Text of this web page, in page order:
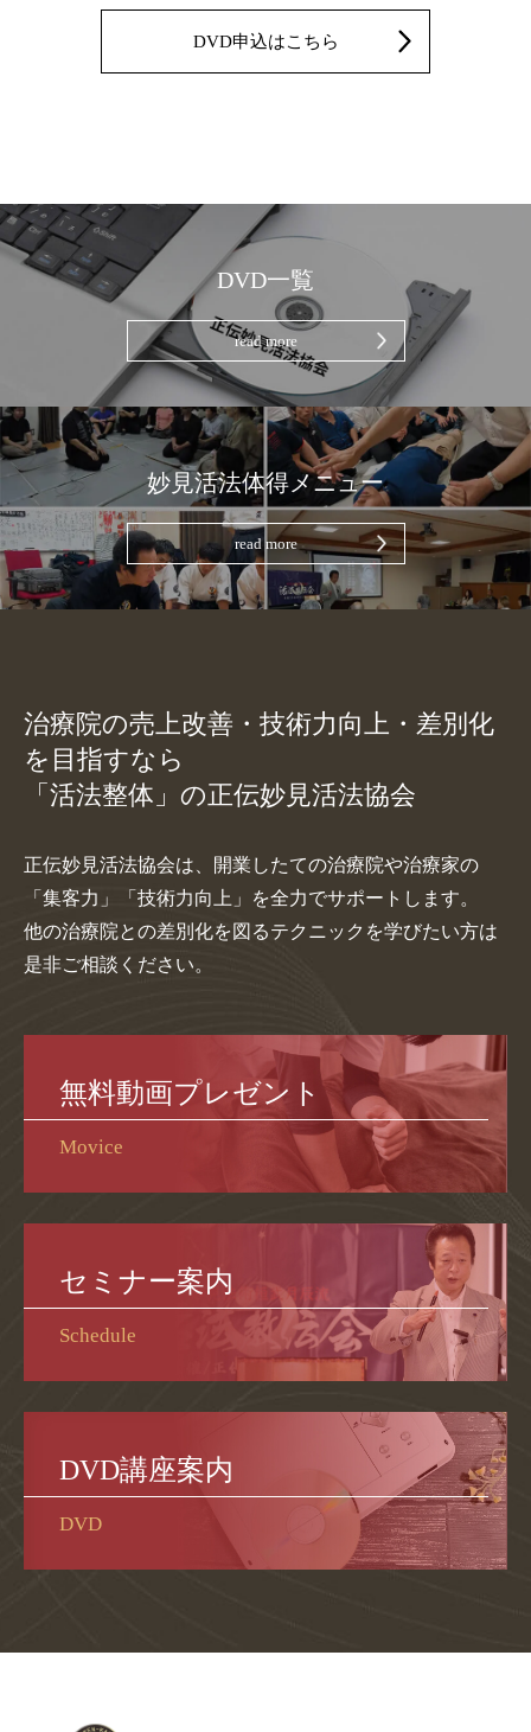
DVD申込はこちら
DVD一覧
read more
妙見活法体得メニュー
read more
治療院の売上改善・技術力向上・差別化
を目指すなら
「活法整体」の正伝妙見活法協会
正伝妙見活法協会は、開業したての治療院や治療家の
「集客力」「技術力向上」を全力でサポートします。
他の治療院との差別化を図るテクニックを学びたい方は
是非ご相談ください。
無料動画プレゼント
Movice
セミナー案内
Schedule
DVD講座案内
DVD